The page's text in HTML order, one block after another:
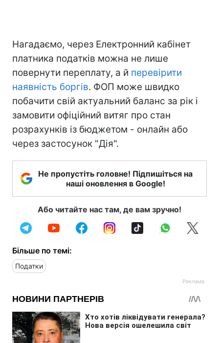
Нагадаємо, через Електронний кабінет
платника податків можна не лише
повернути переплату, а й перевірити
наявність боргів. ФОП може швидко
побачити свій актуальний баланс за рік і
замовити офіційний витяг про стан
розрахунків із бюджетом - онлайн або
через застосунок "Дія".
Не пропустіть головне! Підпишіться на
наші оновлення в Google!
Або читайте нас там, де вам зручно!
Більше по темі:
Податки